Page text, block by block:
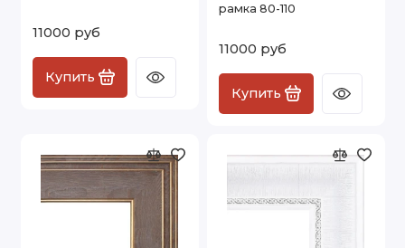
11000 руб
Купить
рамка 80-110
11000 руб
Купить